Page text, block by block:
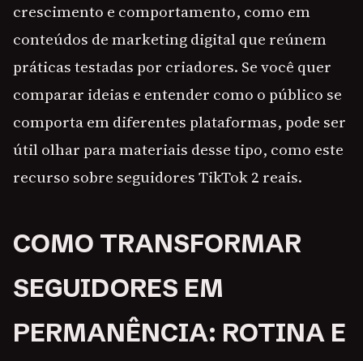
crescimento e comportamento, como em
conteúdos de marketing digital que reúnem
práticas testadas por criadores. Se você quer
comparar ideias e entender como o público se
comporta em diferentes plataformas, pode ser
útil olhar para materiais desse tipo, como este
recurso sobre seguidores TikTok 2 reais.
COMO TRANSFORMAR
SEGUIDORES EM
PERMANÊNCIA: ROTINA E